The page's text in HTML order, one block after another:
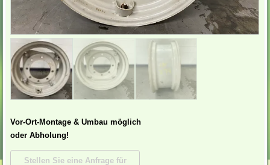
Vor-Ort-Montage & Umbau möglich
oder Abholung!